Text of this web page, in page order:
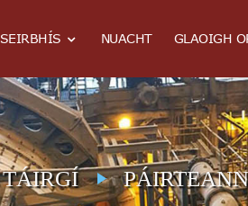
SEIRBHÍS NUACHT GLAOIGH
TÁIRGÍ